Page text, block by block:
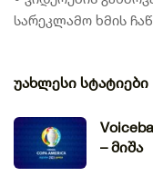
სარეკლამო ხმის
უახლესი სტატიები
– მიშა